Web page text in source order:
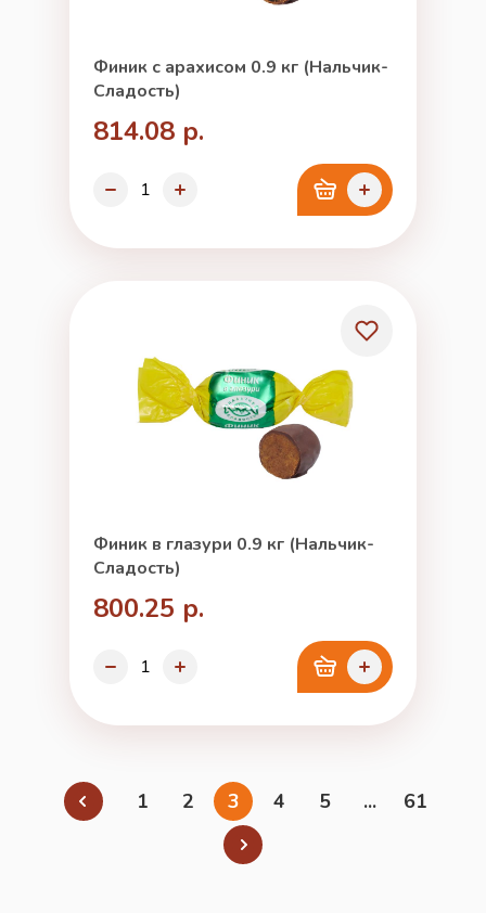
Финик с арахисом 0.9 кг (Нальчик-
Сладость)
814.08 р.
Финик в глазури 0.9 кг (Нальчик-
Сладость)
800.25 р.
1 2 3 4 5 ... 61